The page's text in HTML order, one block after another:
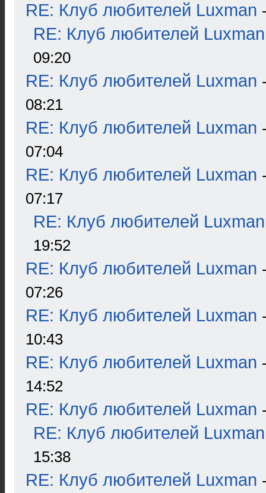
RE: Клуб любителей Luxman
RE: Клуб любителей Luxman
09:20
RE: Клуб любителей Luxman
08:21
RE: Клуб любителей Luxman
07:04
RE: Клуб любителей Luxman
07:17
RE: Клуб любителей Luxman
19:52
RE: Клуб любителей Luxman
07:26
RE: Клуб любителей Luxman
10:43
RE: Клуб любителей Luxman
14:52
RE: Клуб любителей Luxman
RE: Клуб любителей Luxman
15:38
RE: Клуб любителей Luxman